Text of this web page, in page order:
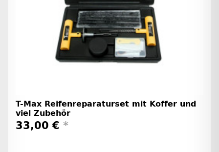
T-Max Reifenreparaturset mit Koffer und
viel Zubehör
33,00 € *